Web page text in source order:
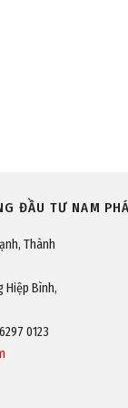
ĐẦU TƯ NAM
Thành
Hiệp Bình,
0123